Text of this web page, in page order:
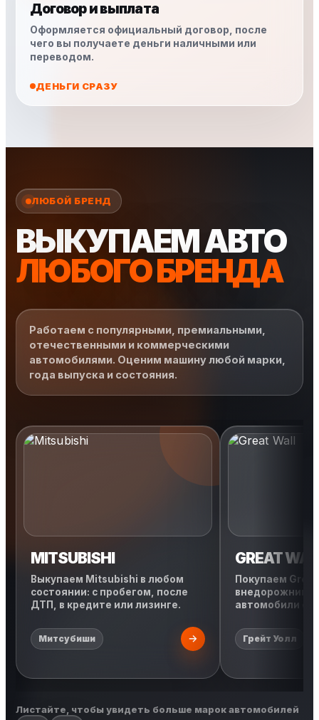
Договор и выплата
Оформляется официальный договор, после
чего вы получаете деньги наличными или
переводом.
ДЕНЬГИ СРАЗУ
ЛЮБОЙ БРЕНД
ВЫКУПАЕМ АВТО
ЛЮБОГО БРЕНДА
Работаем с популярными, премиальными,
отечественными и коммерческими
автомобилями. Оценим машину любой марки,
года выпуска и состояния.
MITSUBISHI
Выкупаем Mitsubishi в любом
состоянии: с пробегом, после
ДТП, в кредите или лизинге.
Митсубиши
GREAT
Покупаем
внедорожники,
автомобили с
Грейт Уолл
Листайте, чтобы увидеть больше марок автомобилей